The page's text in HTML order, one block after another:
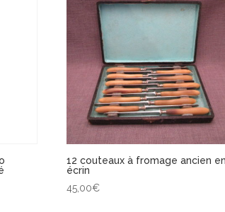
12 couteaux à fromage ancien en
écrin
45,00€